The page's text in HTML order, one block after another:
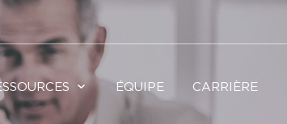
ÉQUIPE CARRIÈRE